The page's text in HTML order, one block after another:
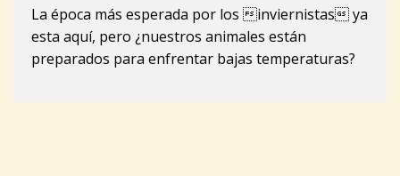
La época más esperada por los inviernistas ya
esta aquí, pero ¿nuestros animales están
preparados para enfrentar bajas temperaturas?